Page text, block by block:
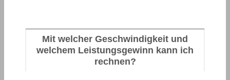
Mit welcher Geschwindigkeit und
welchem Leistungsgewinn kann ich
rechnen?